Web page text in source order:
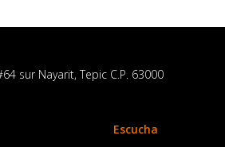
sur Nayarit, Tepic C.P. 63000
Escucha